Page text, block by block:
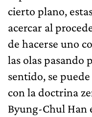
cierto plano,
acercar al
de hacerse uno
las olas pasando
sentido, se
con la doctrina
Byung-Chul Han